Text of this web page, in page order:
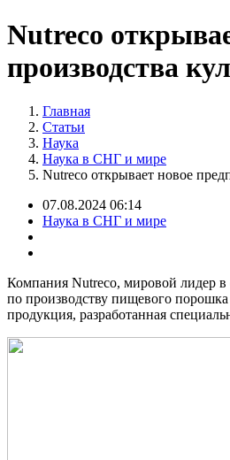
Nutreco
производства
Главная
Статьи
Наука
Наука в СНГ и мире
Nutreco открывает новое
07.08.2024 06:14
Наука в СНГ и мире
Компания Nutreco, мировой лидер в
по производству пищевого
продукция, разработанная